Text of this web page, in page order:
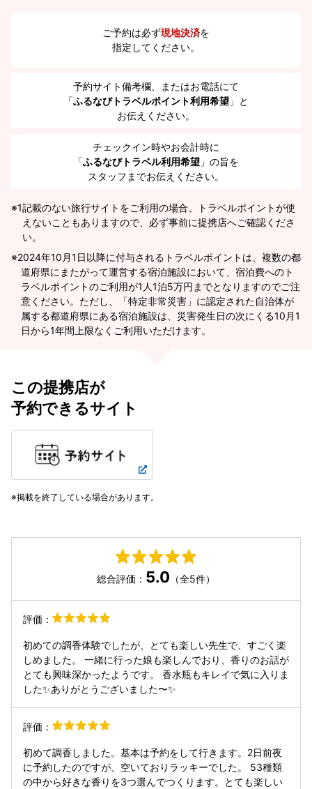
ご予約は必ず現地決済を
指定してください。
予約サイト備考欄、またはお電話にて
「ふるなびトラベルポイント利用希望 」と
お伝えください。
チェックイン時やお会計時に
「ふるなびトラベル利用希望 」の旨を
スタッフまでお伝えください。
※1記載のない旅行サイトをご利用の場合、トラベルポイントが使
えないこともありますので、必ず事前に提携店へご確認くださ
い。
2024年10月1日以降に付与されるトラベルポイントは、複数の都
道府県にまたがって運営する宿泊施設において、宿泊費へのト
ラベルポイントのご利用が1人1泊5万円までとなりますのでご注
意ください。ただし、「特定非常災害」に認定された自治体が
属する都道府県にある宿泊施設は、災害発生日の次にくる10月1
日から1年間上限なくご利用いただけます。
この提携店が
予約できるサイト
掲載を終了している場合があります。
総合評価： 5.0 （全5件）
評価：
初めての調香体験でしたが、とても楽しい先生で、すごく楽
しめました。 一緒に行った娘も楽しんでおり、香りのお話が
とても興味深かったようです。 香水瓶もキレイで気に入りま
した✨ありがとうございました〜✨
評価：
初めて調香しました。基本は予約をして行きます。2日前夜
に予約したのですが、空いておりラッキーでした。 53種類
の中から好きな香りを3つ選んでつくります。とても楽しい